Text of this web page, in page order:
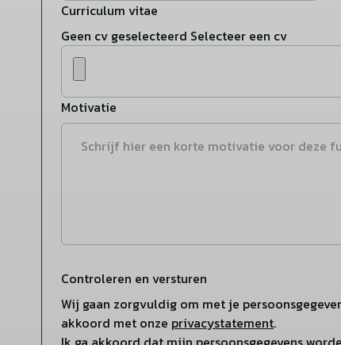
Curriculum vitae
Geen cv geselecteerd Selecteer een cv
Motivatie
Controleren en versturen
Wij gaan zorgvuldig om met je
akkoord met onze privacystatement.